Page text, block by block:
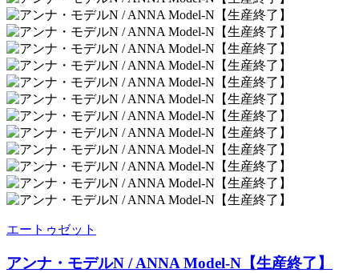
エートゥゼット
アンナ・モデルN / ANNA Model-N【生産終了】